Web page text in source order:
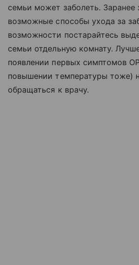
семьи может заболеть. Заранее
возможные способы ухода за
возможности постарайтесь
семьи отдельную комнату.
появлении первых симптомов
повышении температуры тоже)
обращаться к врачу.